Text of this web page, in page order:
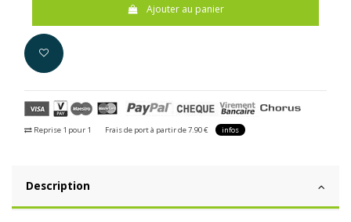
Ajouter au panier
Reprise 1 pour 1 Frais de port à partir de 7.90 € infos
Description